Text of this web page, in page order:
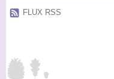
FLUX RSS